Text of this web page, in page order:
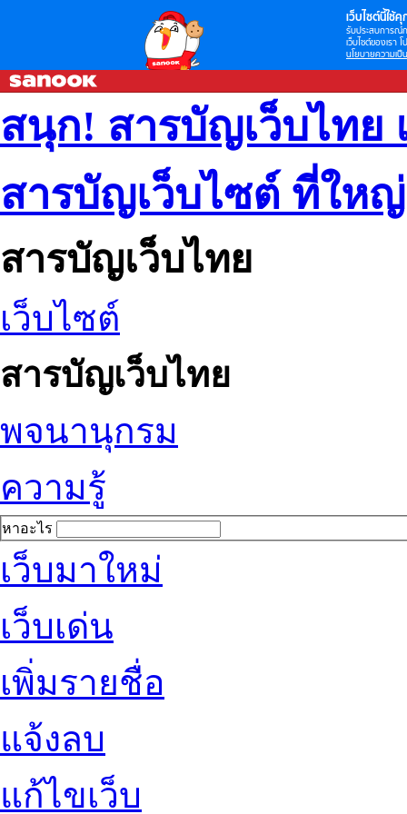
เว็บไซต์นี้ใช้คุ
รับประสบการณ์
เว็บไซต์ของเรา
นโยบายความเป็
สนุก! สารบัญเว็บไทย
สารบัญเว็บไซต์ ที่ให
สารบัญเว็บไทย
เว็บไซต์
สารบัญเว็บไทย
พจนานุกรม
ความรู้
หาอะไร
เว็บมาใหม่
เว็บเด่น
เพิ่มรายชื่อ
แจ้งลบ
แก้ไขเว็บ